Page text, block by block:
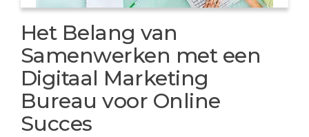
Het Belang van
Samenwerken met een
Digitaal Marketing
Bureau voor Online
Succes